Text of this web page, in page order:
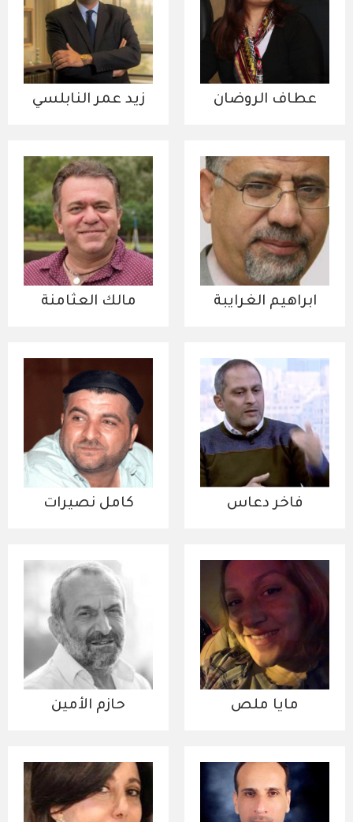
عطاف الروضان زيد عمر النابلسي
ابراهيم الغرايبة مالك العثامنة
فاخر دعاس كامل نصيرات
مايا ملص حازم الأمين